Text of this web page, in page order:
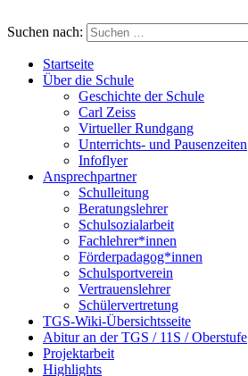
Suchen nach:
Startseite
Über die Schule
Geschichte der Schule
Carl Zeiss
Virtueller Rundgang
Unterrichts- und Pausenzeiten
Infoflyer
Ansprechpartner
Schulleitung
Beratungslehrer
Schulsozialarbeit
Fachlehrer*innen
Förderpadagog*innen
Schulsportverein
Vertrauenslehrer
Schülervertretung
TGS-Wiki-Übersichtsseite
Abitur an der TGS / 11S / Oberstufe
Projektarbeit
Highlights